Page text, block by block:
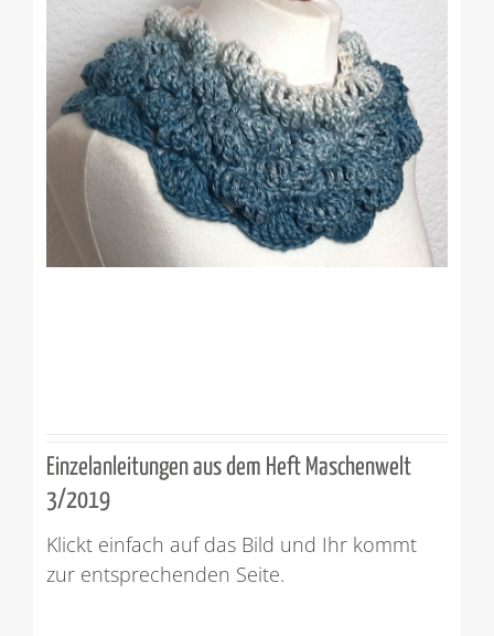
Einzelanleitungen aus dem Heft Maschenwelt
3/2019
Klickt einfach auf das Bild und Ihr kommt
zur entsprechenden Seite.